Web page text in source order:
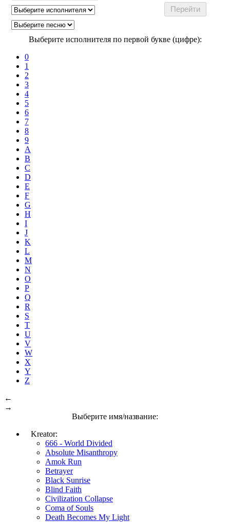
Выберите исполнителя по первой букве (цифре):
0
1
2
3
4
5
6
7
8
9
A
B
C
D
E
F
G
H
I
J
K
L
M
N
O
P
Q
R
S
T
U
V
W
X
Y
Z
←
→
Выберите имя/название:
Kreator:
666 - World Divided
Absolute Misanthropy
Amok Run
Betrayer
Black Sunrise
Blind Faith
Civilization Collapse
Coma of Souls
Death Becomes My Light